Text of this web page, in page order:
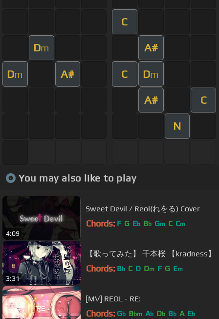
C
Dm A#
Dm A# C Dm
A# C
N
You may also like to play
4:09
Sweet Devil / Reol(れをる) Cover
Chords: F G Eb Bb Gm C Cm
3:31
【歌ってみた】 千本桜 【kradness】
Chords: Bb C D Dm F G Em
[MV] REOL - RE:
Chords: Gb Bbm Ab Db Bb A Eb